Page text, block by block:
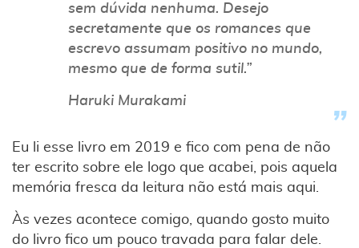
sem dúvida nenhuma. Desejo
secretamente que os romances que
escrevo assumam positivo no mundo,
mesmo que de forma sutil.”
Haruki Murakami
Eu li esse livro em 2019 e fico com pena de não
ter escrito sobre ele logo que acabei, pois aquela
memória fresca da leitura não está mais aqui.
Às vezes acontece comigo, quando gosto muito
do livro fico um pouco travada para falar dele.